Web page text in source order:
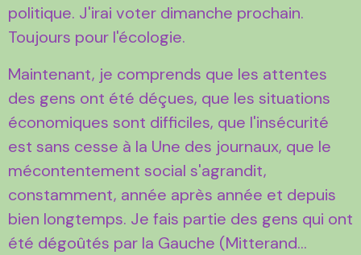
politique. J'irai voter dimanche prochain.
Toujours pour l'écologie.
Maintenant, je comprends que les attentes
des gens ont été déçues, que les situations
économiques sont difficiles, que l'insécurité
est sans cesse à la Une des journaux, que le
mécontentement social s'agrandit,
constamment, année après année et depuis
bien longtemps. Je fais partie des gens qui ont
été dégoûtés par la Gauche (Mitterand...